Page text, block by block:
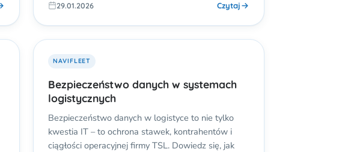
29.01.2026 Czytaj
NAVIFLEET
Bezpieczeństwo danych w systemach
logistycznych
Bezpieczeństwo danych w logistyce to nie tylko
kwestia IT – to ochrona stawek, kontrahentów i
ciągłości operacyjnej firmy TSL. Dowiedz się, jak